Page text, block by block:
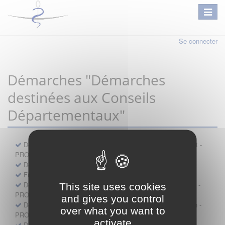
This site uses cookies
and gives you control
over what you want to
activate
Se connecter
Démarches "Démarches
destinées aux Conseils
Départementaux"
Déclaration préalable d'ouverture d'un lieu d'exercice distinct -
PROFESSIONNEL
Demande d'exemption de garde - PROFESSIONNEL
Fiche de signalement d'agression
Demande d’autorisation de se faire assister par un médecin -
PROFESSIONNEL
Demande d'autorisation de tenue de cabinet par un médecin -
PROFESSIONNEL